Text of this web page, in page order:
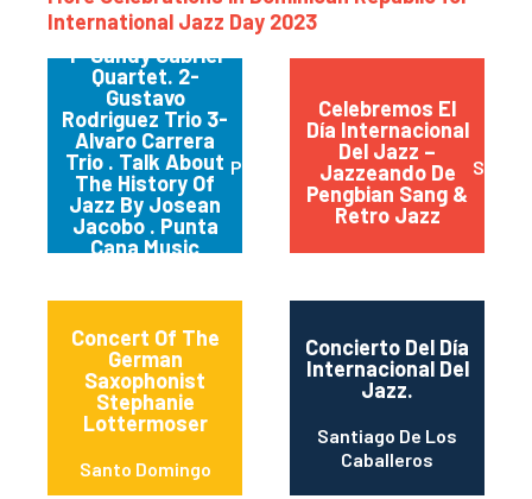
International Jazz Day 2023
1- Sandy Gabriel
Quartet. 2-
Gustavo
Rodriguez Trio 3-
Alvaro Carrera
Trio . Talk About
The History Of
Jazz By Josean
Jacobo . Punta
Cana Music
Punta Cana Village
Celebremos El
Día Internacional
Del Jazz –
Jazzeando De
Pengbian Sang &
Retro Jazz
Santo
Concert Of The
German
Saxophonist
Stephanie
Lottermoser
Santo Domingo
Concierto Del Día
Internacional Del
Jazz.
Santiago De Los
Caballeros